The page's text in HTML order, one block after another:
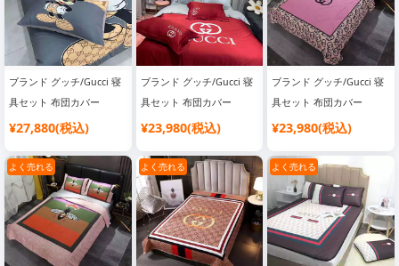
ブランド グッチ/Gucci 寝
具セット 布団カバー
¥27,880(税込)
ブランド グッチ/Gucci 寝
具セット 布団カバー
¥23,980(税込)
ブランド グッチ/Gucci 寝
具セット 布団カバー
¥23,980(税込)
よく売れる よく売れる よく売れる